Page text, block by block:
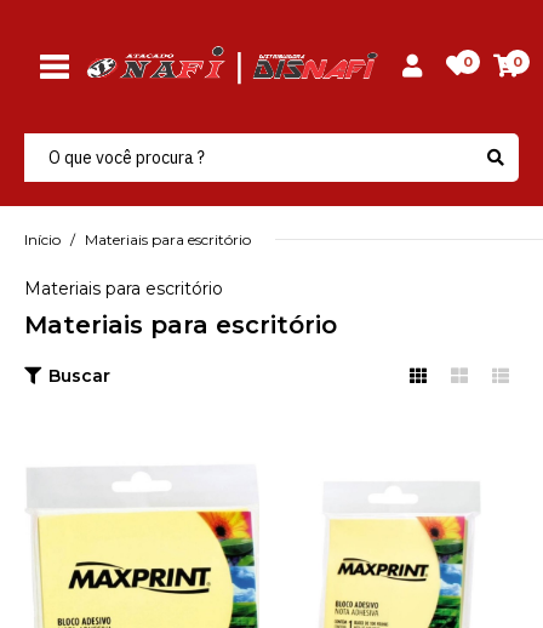
0 0
Início Materiais para escritório
Materiais para escritório
Materiais para escritório
Buscar
76Mmx102Mm Maxprint
R$5,28
COMPRAR